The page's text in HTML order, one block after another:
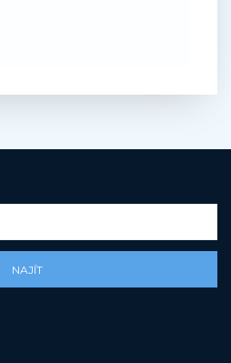
NAJÍT